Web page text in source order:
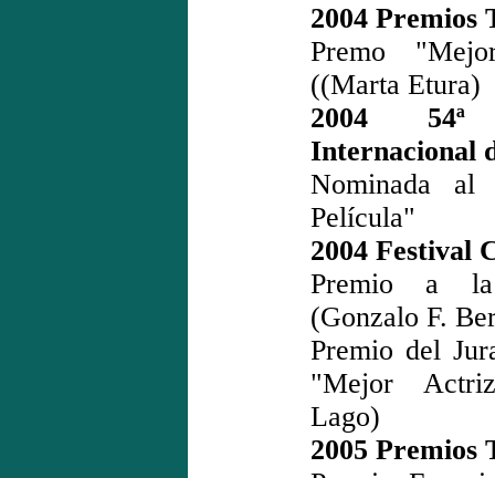
2004 Premios
Premo
((Marta Etura)
2004 54ª
Internacional
Nominada
Película"
2004 Festival
Premio a
(Gonzalo F.
Premio del
"Mejor
Lago)
2005 Premios